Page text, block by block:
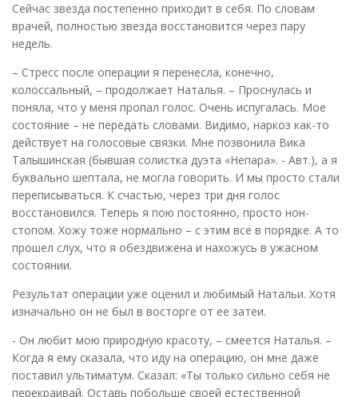
Сейчас звезда постепенно приходит в себя. По словам
врачей, полностью звезда восстановится через пару
недель.
– Стресс после операции я перенесла, конечно,
колоссальный, – продолжает Наталья. – Проснулась и
поняла, что у меня пропал голос. Очень испугалась. Мое
состояние – не передать словами. Видимо, наркоз как-то
действует на голосовые связки. Мне позвонила Вика
Талышинская (бывшая солистка дуэта «Непара». - Авт.), а я
буквально шептала, не могла говорить. И мы просто стали
переписываться. К счастью, через три дня голос
восстановился. Теперь я пою постоянно, просто нон-
стопом. Хожу тоже нормально – с этим все в порядке. А то
прошел слух, что я обездвижена и нахожусь в ужасном
состоянии.
Результат операции уже оценил и любимый Натальи. Хотя
изначально он не был в восторге от ее затеи.
- Он любит мою природную красоту, – смеется Наталья. –
Когда я ему сказала, что иду на операцию, он мне даже
поставил ультиматум. Сказал: «Ты только сильно себя не
перекраивай. Оставь побольше своей естественной